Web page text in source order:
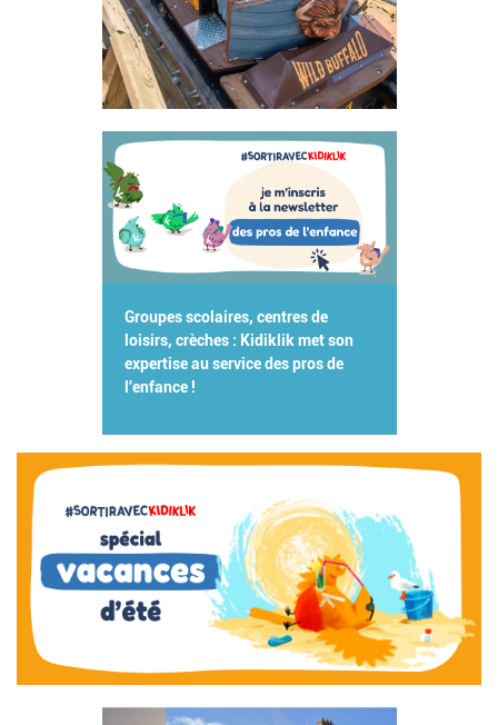
Groupes scolaires, centres de
loisirs, crèches : Kidiklik met son
expertise au service des pros de
l'enfance !